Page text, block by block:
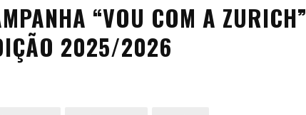
“VOU COM A ZURICH”
2025/2026